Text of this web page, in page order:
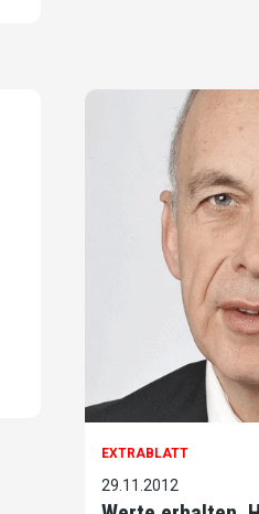
EXTRABLATT
29.11.2012